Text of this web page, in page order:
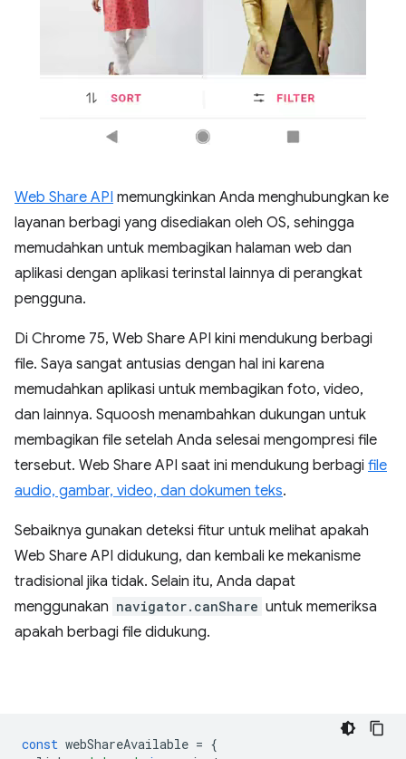
Web Share API memungkinkan Anda menghubungkan ke
layanan berbagi yang disediakan oleh OS, sehingga
memudahkan untuk membagikan halaman web dan
aplikasi dengan aplikasi terinstal lainnya di perangkat
pengguna.
Di Chrome 75, Web Share API kini mendukung berbagi
file. Saya sangat antusias dengan hal ini karena
memudahkan aplikasi untuk membagikan foto, video,
dan lainnya. Squoosh menambahkan dukungan untuk
membagikan file setelah Anda selesai mengompresi file
tersebut. Web Share API saat ini mendukung berbagi file
audio, gambar, video, dan dokumen teks.
Sebaiknya gunakan deteksi fitur untuk melihat apakah
Web Share API didukung, dan kembali ke mekanisme
tradisional jika tidak. Selain itu, Anda dapat
menggunakan navigator.canShare untuk memeriksa
apakah berbagi file didukung.
const webShareAvailable = {